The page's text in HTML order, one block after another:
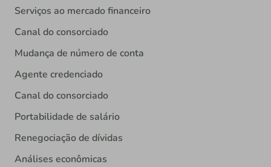
Serviços ao mercado financeiro
Canal do consorciado
Mudança de número de conta
Agente credenciado
Canal do consorciado
Portabilidade de salário
Renegociação de dívidas
Análises econômicas